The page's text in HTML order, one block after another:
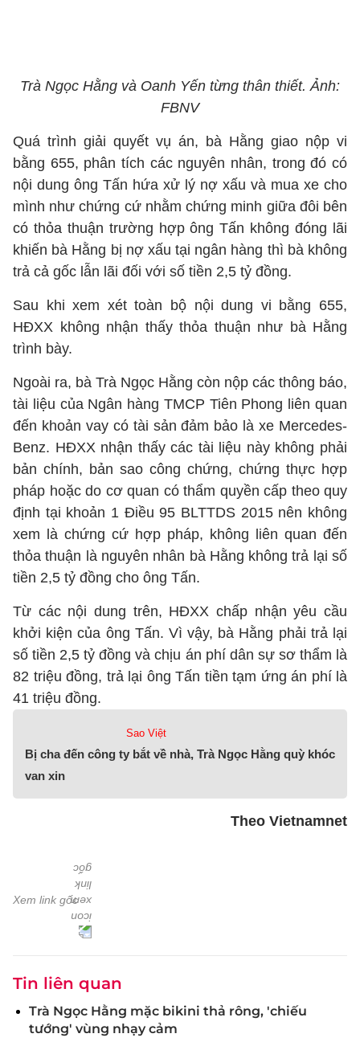
Trà Ngọc Hằng và Oanh Yến từng thân thiết. Ảnh:
FBNV
Quá trình giải quyết vụ án, bà Hằng giao nộp vi
bằng 655, phân tích các nguyên nhân, trong đó có
nội dung ông Tấn hứa xử lý nợ xấu và mua xe cho
mình như chứng cứ nhằm chứng minh giữa đôi bên
có thỏa thuận trường hợp ông Tấn không đóng lãi
khiến bà Hằng bị nợ xấu tại ngân hàng thì bà không
trả cả gốc lẫn lãi đối với số tiền 2,5 tỷ đồng.
Sau khi xem xét toàn bộ nội dung vi bằng 655,
HĐXX không nhận thấy thỏa thuận như bà Hằng
trình bày.
Ngoài ra, bà Trà Ngọc Hằng còn nộp các thông báo,
tài liệu của Ngân hàng TMCP Tiên Phong liên quan
đến khoản vay có tài sản đảm bảo là xe Mercedes-
Benz. HĐXX nhận thấy các tài liệu này không phải
bản chính, bản sao công chứng, chứng thực hợp
pháp hoặc do cơ quan có thẩm quyền cấp theo quy
định tại khoản 1 Điều 95 BLTTDS 2015 nên không
xem là chứng cứ hợp pháp, không liên quan đến
thỏa thuận là nguyên nhân bà Hằng không trả lại số
tiền 2,5 tỷ đồng cho ông Tấn.
Từ các nội dung trên, HĐXX chấp nhận yêu cầu
khởi kiện của ông Tấn. Vì vậy, bà Hằng phải trả lại
số tiền 2,5 tỷ đồng và chịu án phí dân sự sơ thẩm là
82 triệu đồng, trả lại ông Tấn tiền tạm ứng án phí là
41 triệu đồng.
Sao Việt
Bị cha đến công ty bắt về nhà, Trà Ngọc Hằng quỳ khóc
van xin
Theo Vietnamnet
Xem link gốc
Tin liên quan
Trà Ngọc Hằng mặc bikini thả rông, 'chiếu
tướng' vùng nhạy cảm